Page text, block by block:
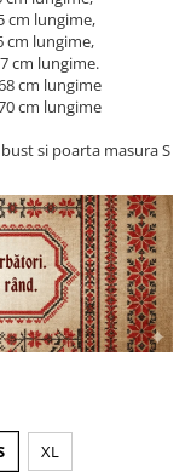
cm lungime,
cm lungime,
cm lungime.
cm lungime
cm lungime
si poarta masura S
XL